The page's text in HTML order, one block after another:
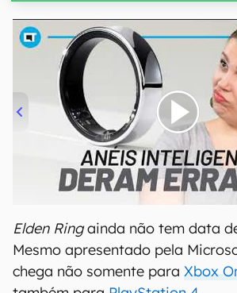
00:00/21:11
Elden Ringainda não tem data
Mesmo apresentado pela
chega não somente para Xbox